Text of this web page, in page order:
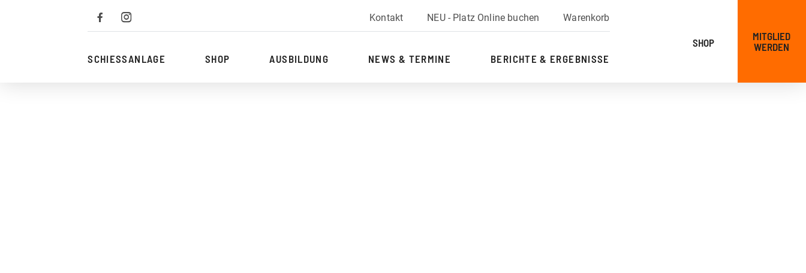
Kontakt NEU - Platz Online buchen Warenkorb
SCHIESSANLAGE SHOP AUSBILDUNG NEWS & TERMINE BERICHTE & ERGEBNISSE
SHOP
MITGLIED
WERDEN